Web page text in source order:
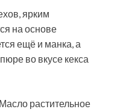
ярким
на основе
ещё и манка, а
во вкусе кекса
растительное